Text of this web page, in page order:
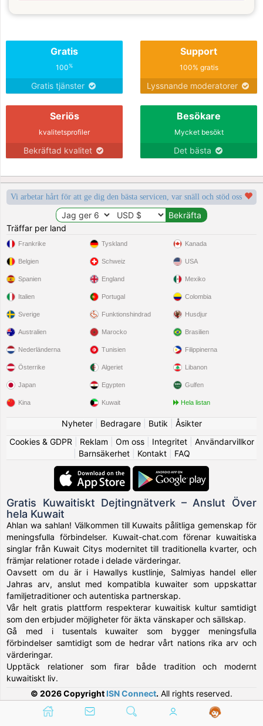
Gratis
100%
Gratis tjänster
Support
100% gratis
Lyssnande moderatorer
Seriös
kvalitetsprofiler
Bekräftad kvalitet
Besökare
Mycket besökt
Det bästa
Vi arbetar hårt för att ge dig den bästa servicen, var snäll och stöd oss
Träffar per land
Frankrike
Belgien
Spanien
Italien
Sverige
Tyskland
Schweiz
England
Portugal
Funktionshindrad
Kanada
USA
Mexiko
Colombia
Husdjur
Australien
Nederländerna
Österrike
Japan
Kina
Marocko
Tunisien
Algeriet
Egypten
Kuwait
Brasilien
Filippinerna
Libanon
Gulfen
Hela listan
Nyheter| Bedragare| Butik
Åsikter
Cookies & GDPR
Reklam Om oss| Integritet| Användarvillkor
Barnsäkerhet| Kontakt| FAQ
Gratis Kuwaitiskt Dejtingnätverk – Anslut Över
hela Kuwait
Ahlan wa sahlan! Välkommen till Kuwaits pålitliga gemenskap för
meningsfulla förbindelser. Kuwait-chat.com förenar kuwaitiska
singlar från Kuwait Citys modernitet till traditionella kvarter, och
främjar relationer rotade i delade värderingar.
Oavsett om du är i Hawallys kustlinje, Salmiyas handel eller
Jahras arv, anslut med kompatibla kuwaiter som uppskattar
familjetraditioner och autentiska partnerskap.
Vår helt gratis plattform respekterar kuwaitisk kultur samtidigt
som den erbjuder möjligheter för äkta vänskaper och sällskap.
Gå med i tusentals kuwaiter som bygger meningsfulla
förbindelser samtidigt som de hedrar vårt nations rika arv och
värderingar.
Upptäck relationer som firar både tradition och modernt
kuwaitiskt liv.
© 2026 Copyright ISN Connect. All rights reserved.